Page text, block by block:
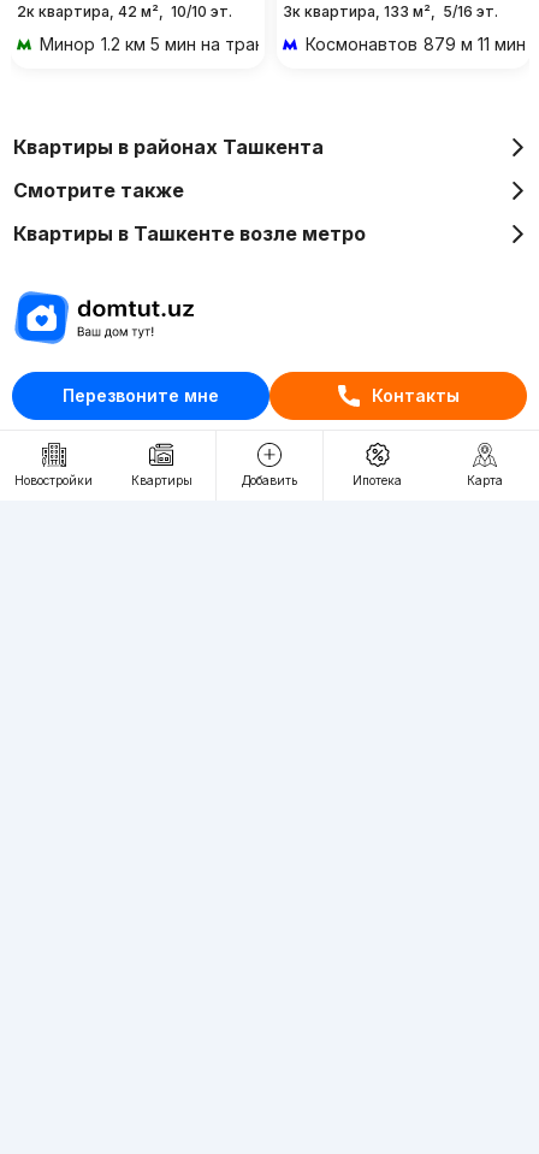
Перезвоните мне Контакты
2к квартира, 42 м², 10/10 эт.
Минор 1.2 км 5 мин на транспорте
3к квартира, 133 м², 5/16 эт.
Космонавтов 879 м 11 мин
Новостройки Квартиры Добавить Ипотека Карта
Квартиры в районах Ташкента
Смотрите также
Квартиры в Ташкенте возле метро
Отдел рекламы
+998 (78) 113-20-86
+998 (93) 390-30-10
Пн-Пт. С 9:30 до 18:00